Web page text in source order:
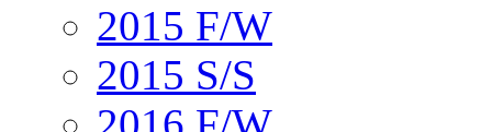
2015 F/W
2015 S/S